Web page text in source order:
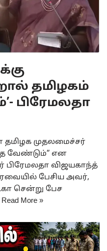
தமிழகம்
பிரேமலதா
தமிழக முதலமைச்சர்
வேண்டும்” என
பிரேமலதா விஜயகாந்த்
பேசிய அவர்,
சென்று பேச
Read More »